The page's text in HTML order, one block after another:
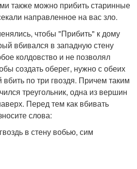
также можно прибить старинные
направленное на вас зло.
чтобы "Прибить" к дому
вбивался в западную стену
колдовство и не позволял
создать оберег, нужно с обеих
по три гвоздя. Причем таким
треугольник, одна из вершин
Перед тем как вбивать
слова:
в стену вобью, сим